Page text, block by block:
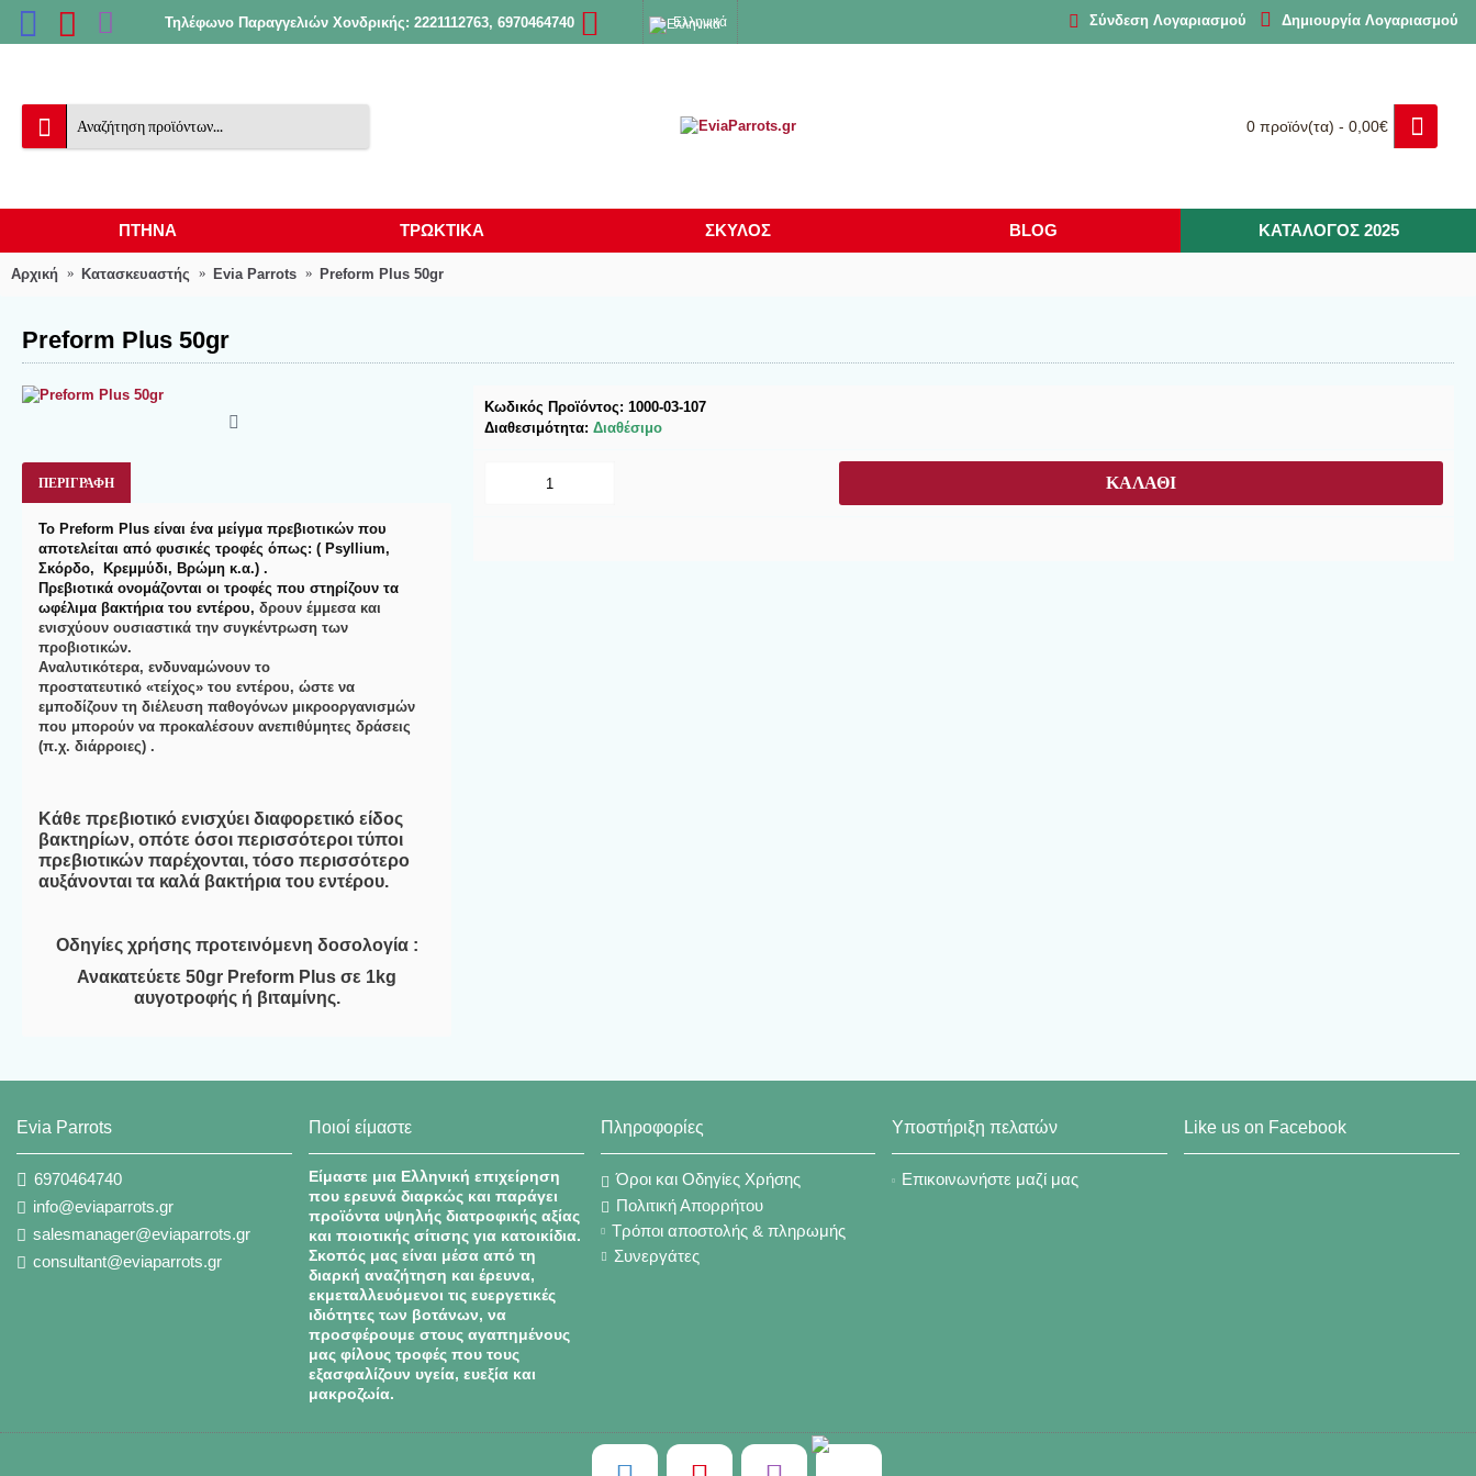
Τηλέφωνο Παραγγελιών Χονδρικής: 2221112763, 6970464740 Ελληνικά Σύνδεση Λογαριασμού Δημιουργία Λογαριασμού
0 προϊόν(τα) - 0,00€
ΠΤΗΝΑ ΤΡΩΚΤΙΚΑ ΣΚΥΛΟΣ BLOG ΚΑΤΑΛΟΓΟΣ 2025
Αρχική Κατασκευαστής Evia Parrots Preform Plus 50gr
Preform Plus 50gr
ΠΕΡΙΓΡΑΦΉ
Το Preform Plus είναι ένα μείγμα πρεβιοτικών που
αποτελείται από φυσικές τροφές όπως: ( Psyllium,
Σκόρδο, Κρεμμύδι, Βρώμη κ.α.) .
Πρεβιοτικά ονομάζονται οι τροφές που στηρίζουν τα
ωφέλιμα βακτήρια του εντέρου, δρουν έμμεσα και
ενισχύουν ουσιαστικά την συγκέντρωση των
προβιοτικών.
Αναλυτικότερα, ενδυναμώνουν το
προστατευτικό «τείχος» του εντέρου, ώστε να
εμποδίζουν τη διέλευση παθογόνων μικροοργανισμών
που μπορούν να προκαλέσουν ανεπιθύμητες δράσεις
(π.χ. διάρροιες) .
Κάθε πρεβιοτικό ενισχύει διαφορετικό είδος
βακτηρίων, οπότε όσοι περισσότεροι τύποι
πρεβιοτικών παρέχονται, τόσο περισσότερο
αυξάνονται τα καλά βακτήρια του εντέρου.
Οδηγίες χρήσης προτεινόμενη δοσολογία :
Ανακατεύετε 50gr Preform Plus σε 1kg
αυγοτροφής ή βιταμίνης.
Κωδικός Προϊόντος:1000-03-107
Διαθεσιμότητα:Διαθέσιμο
ΚΑΛΆΘΙ
Evia Parrots
6970464740
info@eviaparrots.gr
salesmanager@eviaparrots.gr
consultant@eviaparrots.gr
Ποιοί είμαστε
Είμαστε μια Ελληνική επιχείρηση
που ερευνά διαρκώς και παράγει
προϊόντα υψηλής διατροφικής αξίας
και ποιοτικής σίτισης για κατοικίδια.
Σκοπός μας είναι μέσα από τη
διαρκή αναζήτηση και έρευνα,
εκμεταλλευόμενοι τις ευεργετικές
ιδιότητες των βοτάνων, να
προσφέρουμε στους αγαπημένους
μας φίλους τροφές που τους
εξασφαλίζουν υγεία, ευεξία και
μακροζωία.
Πληροφορίες
Όροι και Οδηγίες Χρήσης
Πολιτική Απορρήτου
Τρόποι αποστολής & πληρωμής
Συνεργάτες
Υποστήριξη πελατών
Επικοινωνήστε μαζί μας
Like us on Facebook